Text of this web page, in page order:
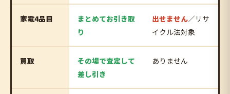
家電4品目
まとめてお引き取
り
出せません／リサ
イクル法対象
買取
その場で査定して
差し引き
ありません